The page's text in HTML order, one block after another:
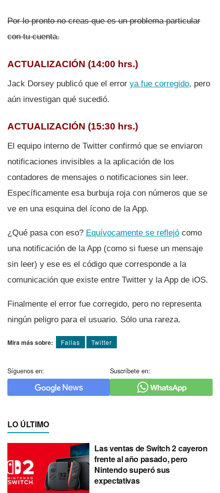
Por lo pronto no creas que es un problema particular
con tu cuenta.
ACTUALIZACIÓN (14:00 hrs.)
Jack Dorsey publicó que el error ya fue corregido, pero
aún investigan qué sucedió.
ACTUALIZACIÓN (15:30 hrs.)
El equipo interno de Twitter confirmó que se enviaron
notificaciones invisibles a la aplicación de los
contadores de mensajes o notificaciones sin leer.
Especí­ficamente esa burbuja roja con números que se
ve en una esquina del í­cono de la App.
¿Qué pasa con eso? Equí­vocamente se reflejó como
una notificación de la App (como si fuese un mensaje
sin leer) y ese es el código que corresponde a la
comunicación que existe entre Twitter y la App de iOS.
Finalmente el error fue corregido, pero no representa
ningún peligro para el usuario. Sólo una rareza.
Mira más sobre: Fallas Twitter
Síguenos en: Suscríbete en:
LO ÚLTIMO
Las ventas de Switch 2 cayeron
frente al año pasado, pero
Nintendo superó sus
expectativas